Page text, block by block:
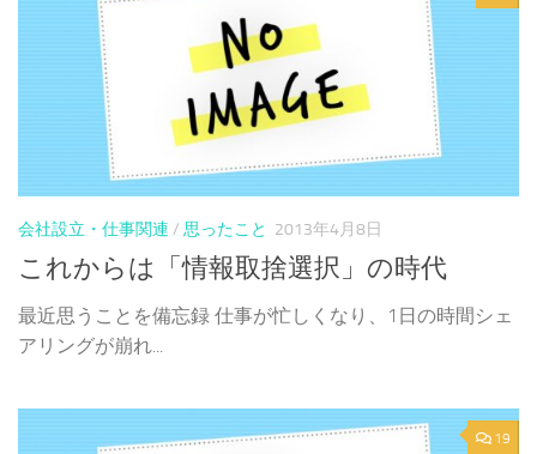
会社設立・仕事関連 / 思ったこと 2013年4月8日
これからは「情報取捨選択」の時代
最近思うことを備忘録 仕事が忙しくなり、1日の時間シェ
アリングが崩れ...
19